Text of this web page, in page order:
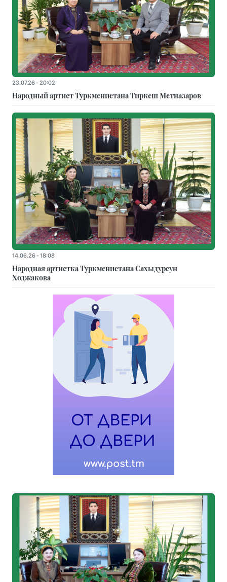
23.07.26 - 20:02
Народный артист Туркменистана Тиркеш Мeтназаров
14.06.26 - 18:08
Народная артистка Туркменистана Сахыдурсун
Ходжакова